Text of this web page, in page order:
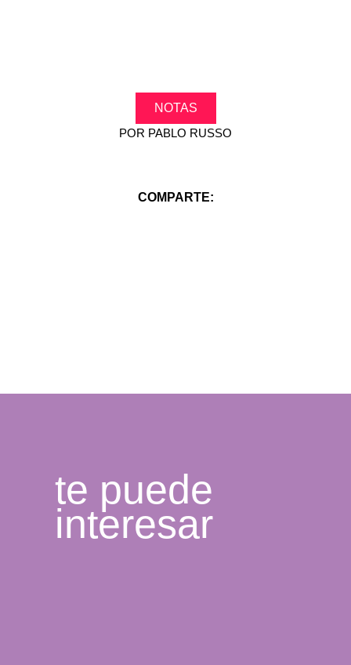
NOTAS
POR PABLO RUSSO
COMPARTE:
te puede
interesar